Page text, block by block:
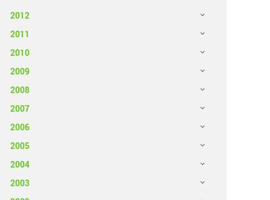
2012
2011
2010
2009
2008
2007
2006
2005
2004
2003